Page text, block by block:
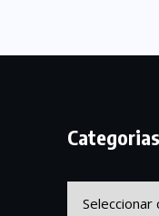
Categorias